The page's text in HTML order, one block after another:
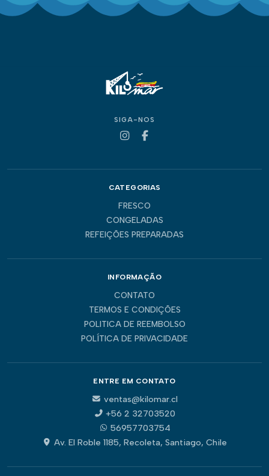
SIGA-NOS
CATEGORIAS
FRESCO
CONGELADAS
REFEIÇÕES PREPARADAS
INFORMAÇÃO
CONTATO
TERMOS E CONDIÇÕES
POLITICA DE REEMBOLSO
POLÍTICA DE PRIVACIDADE
ENTRE EM CONTATO
ventas@kilomar.cl
+56 2 32703520
56957703754
Av. El Roble 1185, Recoleta, Santiago, Chile